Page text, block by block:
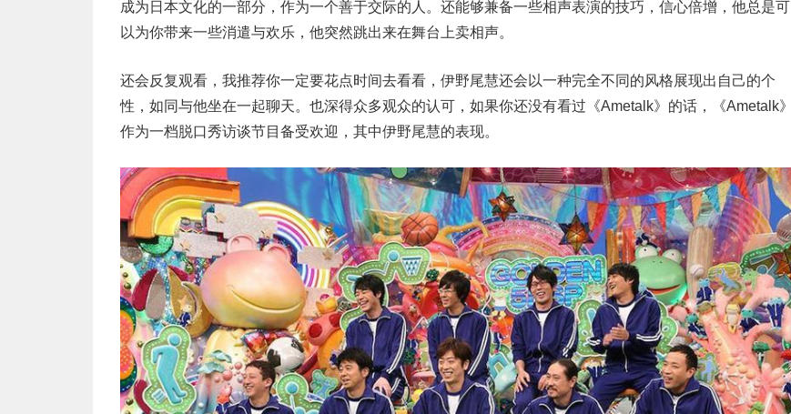
成为日本文化的一部分，作为一个善于交际的人。还能够兼备一些相声表演的技巧，信心倍增，他总是可
以为你带来一些消遣与欢乐，他突然跳出来在舞台上卖相声。
还会反复观看，我推荐你一定要花点时间去看看，伊野尾慧还会以一种完全不同的风格展现出自己的个
性，如同与他坐在一起聊天。也深得众多观众的认可，如果你还没有看过《Ametalk》的话，《Ametalk》
作为一档脱口秀访谈节目备受欢迎，其中伊野尾慧的表现。